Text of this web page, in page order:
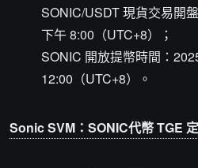
SONIC/USDT 現貨交易開
下午 8:00（UTC+8）；
SONIC 開放提幣時間：
12:00（UTC+8）。
Sonic SVM：SONIC代幣 TGE